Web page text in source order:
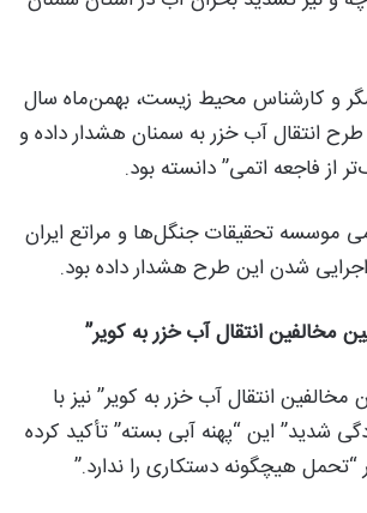
و کارشناس محیط زیست، بهمن‌ماه سال
طرح انتقال آب خزر به سمنان هشدار داده و
از فاجعه اتمی” دانسته بود.
موسسه تحقیقات جنگل‌ها و مراتع ایران
شدن این طرح هشدار داده بود.
مخالفین انتقال آب خزر به کویر”
مخالفین انتقال آب خزر به کویر” نیز با
شدید” این “پهنه آبی بسته” تأکید کرده
هیچگونه دستکاری را ندارد.”